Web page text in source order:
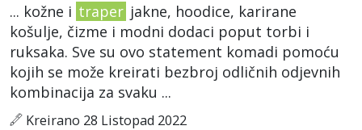
... kožne i traper jakne, hoodice, karirane
košulje, čizme i modni dodaci poput torbi i
ruksaka. Sve su ovo statement komadi pomoću
kojih se može kreirati bezbroj odličnih odjevnih
kombinacija za svaku ...
Kreirano 28 Listopad 2022